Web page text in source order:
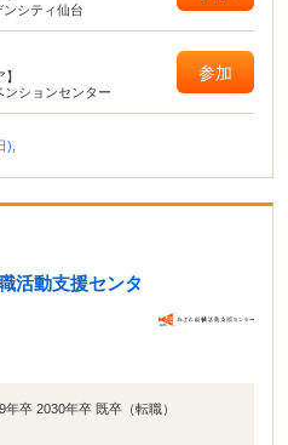
ンシティ仙台
ンションセンター
参加
),
活動支援センタ
卒 2030年卒 既卒（転職）